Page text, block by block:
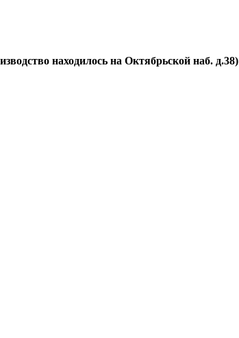
находилось на Октябрьской наб. д.38)